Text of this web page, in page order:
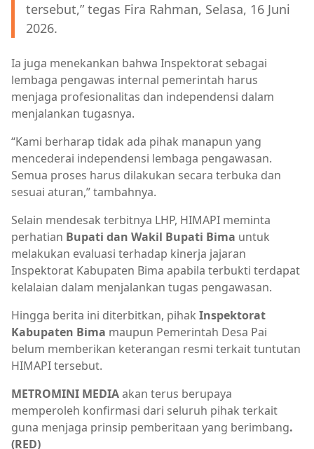
tersebut,” tegas Fira Rahman, Selasa, 16 Juni
2026.
Ia juga menekankan bahwa Inspektorat sebagai
lembaga pengawas internal pemerintah harus
menjaga profesionalitas dan independensi dalam
menjalankan tugasnya.
“Kami berharap tidak ada pihak manapun yang
mencederai independensi lembaga pengawasan.
Semua proses harus dilakukan secara terbuka dan
sesuai aturan,” tambahnya.
Selain mendesak terbitnya LHP, HIMAPI meminta
perhatian Bupati dan Wakil Bupati Bima untuk
melakukan evaluasi terhadap kinerja jajaran
Inspektorat Kabupaten Bima apabila terbukti terdapat
kelalaian dalam menjalankan tugas pengawasan.
Hingga berita ini diterbitkan, pihak Inspektorat
Kabupaten Bima maupun Pemerintah Desa Pai
belum memberikan keterangan resmi terkait tuntutan
HIMAPI tersebut.
METROMINI MEDIAakan terus berupaya
memperoleh konfirmasi dari seluruh pihak terkait
guna menjaga prinsip pemberitaan yang berimbang.
(RED)